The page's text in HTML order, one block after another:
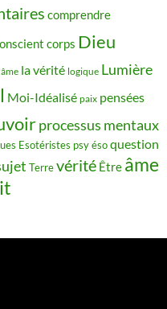
comprendre
corps Dieu
la vérité logique Lumière
Moi-Idéalisé paix pensées
processus mentaux
Esotéristes psy ésoquestion
Terrevérité Être âme